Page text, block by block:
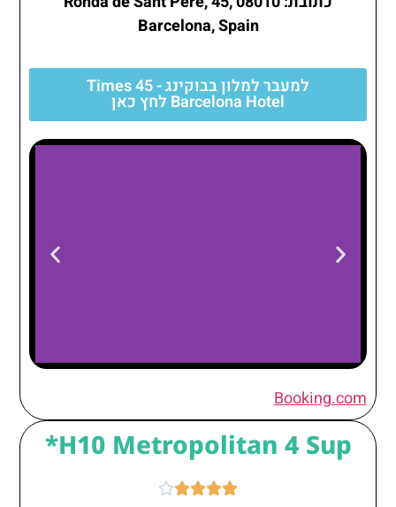
Barcelona, Spain
למעבר למלון בבוקינג - 45 Times
Barcelona Hotel לחץ כאן
45 Times
Barcelona HotelBooking.com
H10 Metropolitan 4 Sup*




